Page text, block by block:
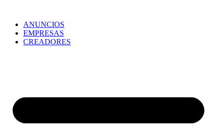
ANUNCIOS
EMPRESAS
CREADORES